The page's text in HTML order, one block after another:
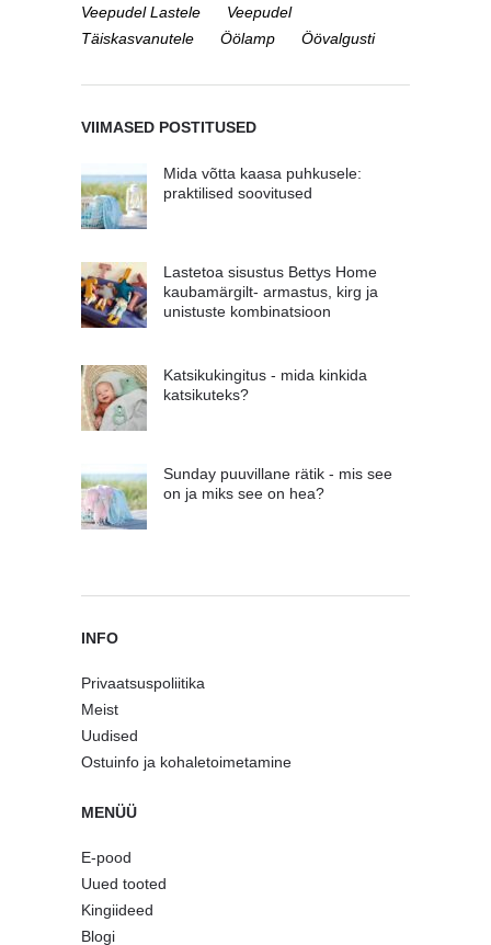
Veepudel Lastele
Veepudel
Täiskasvanutele
Öölamp Öövalgusti
VIIMASED POSTITUSED
Mida võtta kaasa puhkusele:
praktilised soovitused
Lastetoa sisustus Bettys Home
kaubamärgilt- armastus, kirg ja
unistuste kombinatsioon
Katsikukingitus - mida kinkida
katsikuteks?
Sunday puuvillane rätik - mis see
on ja miks see on hea?
INFO
Privaatsuspoliitika
Meist
Uudised
Ostuinfo ja kohaletoimetamine
MENÜÜ
E-pood
Uued tooted
Kingiideed
Blogi